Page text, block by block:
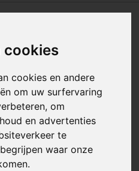
cookies
cookies en andere
om uw surfervaring
om
en advertenties
te
waar onze